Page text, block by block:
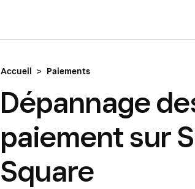
Accueil > Paiements
Dépannage
paiement sur
Square